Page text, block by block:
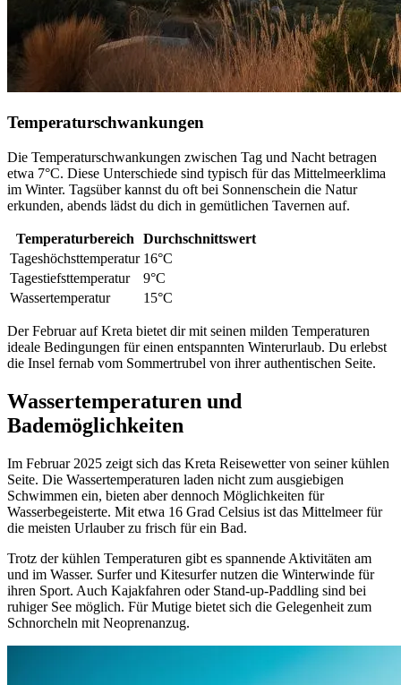
Temperaturschwankungen
Die Temperaturschwankungen zwischen Tag und Nacht betragen
etwa 7°C. Diese Unterschiede sind typisch für das Mittelmeerklima
im Winter. Tagsüber kannst du oft bei Sonnenschein die Natur
erkunden, abends lädst du dich in gemütlichen Tavernen auf.
Temperaturbereich
Durchschnittswert
Tageshöchsttemperatur 16°C
Tagestiefsttemperatur
9°C
Wassertemperatur
15°C
Der Februar auf Kreta bietet dir mit seinen milden Temperaturen
ideale Bedingungen für einen entspannten Winterurlaub. Du erlebst
die Insel fernab vom Sommertrubel von ihrer authentischen Seite.
Wassertemperaturen und
Bademöglichkeiten
Im Februar 2025 zeigt sich das Kreta Reisewetter von seiner kühlen
Seite. Die Wassertemperaturen laden nicht zum ausgiebigen
Schwimmen ein, bieten aber dennoch Möglichkeiten für
Wasserbegeisterte. Mit etwa 16 Grad Celsius ist das Mittelmeer für
die meisten Urlauber zu frisch für ein Bad.
Trotz der kühlen Temperaturen gibt es spannende Aktivitäten am
und im Wasser. Surfer und Kitesurfer nutzen die Winterwinde für
ihren Sport. Auch Kajakfahren oder Stand-up-Paddling sind bei
ruhiger See möglich. Für Mutige bietet sich die Gelegenheit zum
Schnorcheln mit Neoprenanzug.